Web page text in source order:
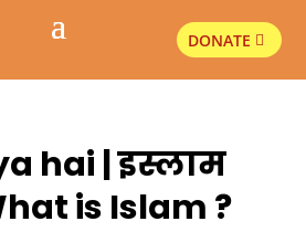
DONATE
hai | इस्लाम
is Islam ?